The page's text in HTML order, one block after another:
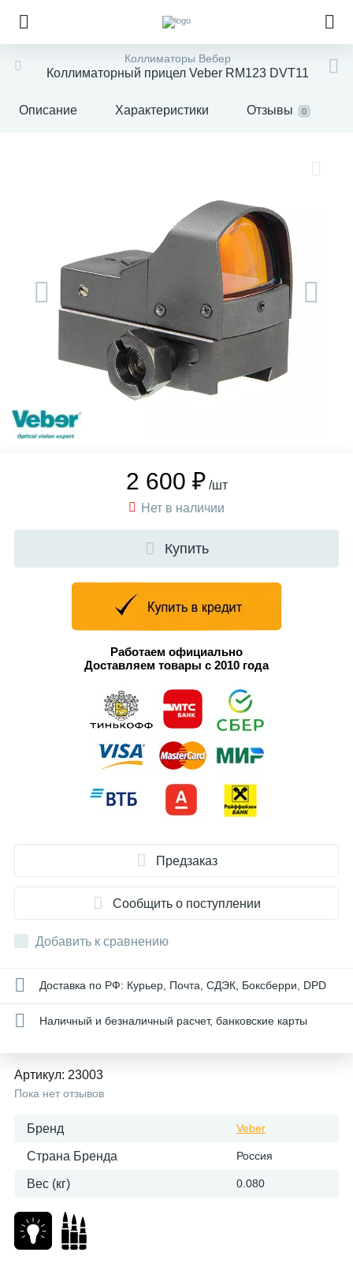
Коллиматоры Вебер
Коллиматорный прицел Veber RM123 DVT11
Описание Характеристики Отзывы 0
2 600 ₽ /шт
Нет в наличии
Купить
Работаем официально
Доставляем товары с 2010 года
Предзаказ
Сообщить о поступлении
Добавить к сравнению
Доставка по РФ: Курьер, Почта, СДЭК, Боксберри, DPD
Наличный и безналичный расчет, банковские карты
Артикул: 23003
Пока нет отзывов
Бренд Veber
Страна Бренда Россия
Вес (кг) 0.080